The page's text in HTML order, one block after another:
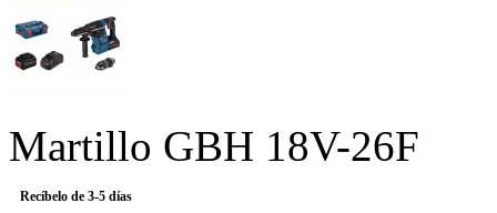
Martillo GBH 18V-26F
Recíbelo de 3-5 días